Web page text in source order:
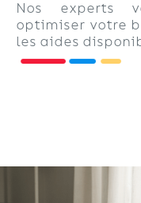
Nos experts
optimiser votre
les aides